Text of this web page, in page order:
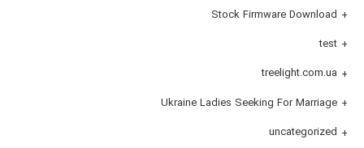
Stock Firmware Download
test
treelight.com.ua
Ukraine Ladies Seeking For Marriage
uncategorized